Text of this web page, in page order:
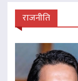
राजनीति